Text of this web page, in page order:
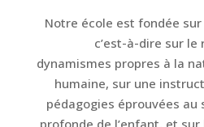
Notre école est fondée
c’est-à-dire sur le
dynamismes propres à la
humaine, sur une
pédagogies éprouvées au